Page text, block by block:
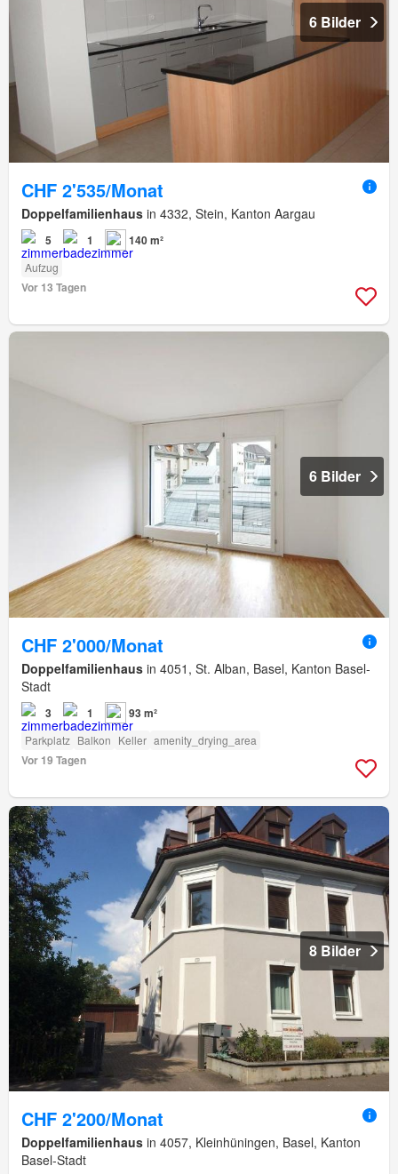
6 Bilder
CHF 2'535/Monat
Doppelfamilienhaus in 4332, Stein, Kanton Aargau
5 1 140 m²
Aufzug
Vor 13 Tagen
6 Bilder
CHF 2'000/Monat
Doppelfamilienhaus in 4051, St. Alban, Basel, Kanton Basel-
Stadt
3 1 93 m²
Parkplatz Balkon Keller amenity_drying_area
Vor 19 Tagen
8 Bilder
CHF 2'200/Monat
Doppelfamilienhaus in 4057, Kleinhüningen, Basel, Kanton
Basel-Stadt